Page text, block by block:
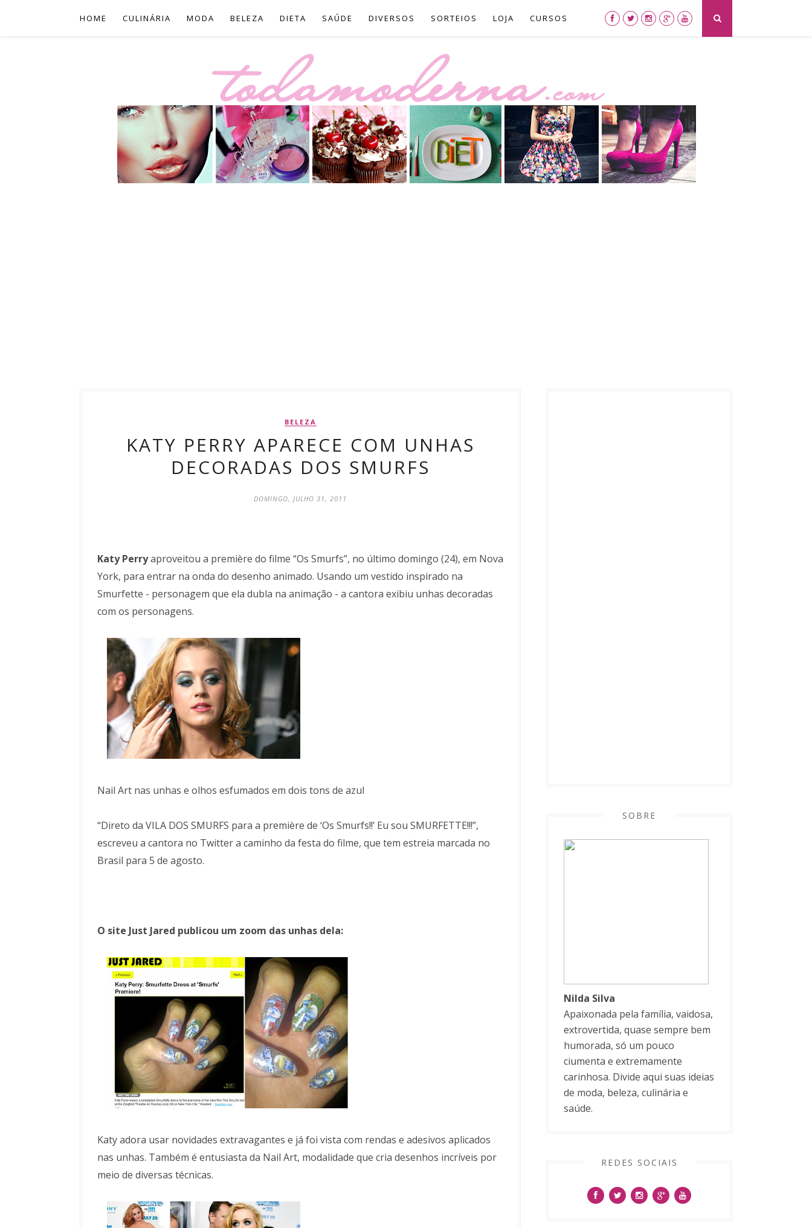
HOME CULINÁRIA MODA BELEZA DIETA SAÚDE DIVERSOS SORTEIOS LOJA CURSOS
BELEZA
KATY PERRY APARECE COM UNHAS
DECORADAS DOS SMURFS
DOMINGO, JULHO 31, 2011
Katy Perryaproveitou a première do filme “Os Smurfs”, no último domingo (24), em Nova
York, para entrar na onda do desenho animado. Usando um vestido inspirado na
Smurfette - personagem que ela dubla na animação - a cantora exibiu unhas decoradas
com os personagens.
Nail Art nas unhas e olhos esfumados em dois tons de azul
“Direto da VILA DOS SMURFS para a première de ‘Os Smurfs!!’ Eu sou SMURFETTE!!!”,
escreveu a cantora no Twitter a caminho da festa do filme, que tem estreia marcada no
Brasil para 5 de agosto.
O site Just Jared publicou um zoom das unhas dela:
Katy adora usar novidades extravagantes e já foi vista com rendas e adesivos aplicados
nas unhas. Também é entusiasta da Nail Art, modalidade que cria desenhos incríveis por
meio de diversas técnicas.
SOBRE
Nilda Silva
Apaixonada pela família, vaidosa,
extrovertida, quase sempre bem
humorada, só um pouco
ciumenta e extremamente
carinhosa. Divide aqui suas ideias
de moda, beleza, culinária e
saúde.
REDES SOCIAIS